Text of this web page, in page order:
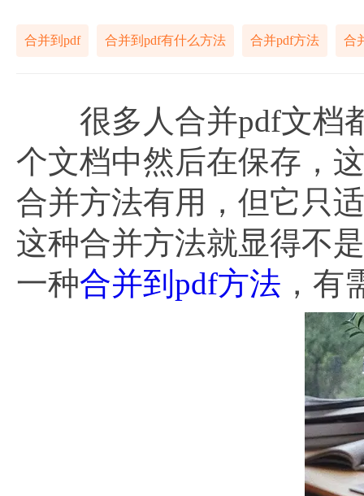
合并到pdf 合并到pdf有什么方法 合并pdf方法 合
很多人合并pdf文档都
个文档中然后在保存，
合并方法有用，但它只
这种合并方法就显得不
一种合并到pdf方法 ，有